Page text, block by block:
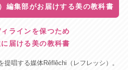
集部がお届けする美の教科書
ラインを保つため
届ける美の教科書
唱する媒体Rêflêchi（レフレッシ）。